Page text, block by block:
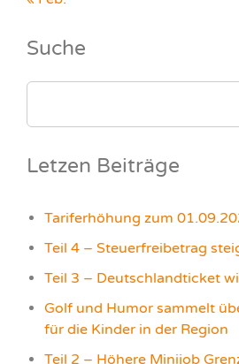
Suche
SEARCH
Letzen Beiträge
Tariferhöhung zum
Teil 4 – Steuerfreibetrag
Teil 3 – Deutschlandticket
Golf und Humor sammelt
für die Kinder in der Region
Teil 2 – Höhere Minijob